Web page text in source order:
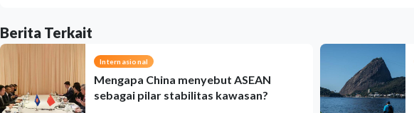
Berita Terkait
Internasional
Mengapa China menyebut ASEAN
sebagai pilar stabilitas kawasan?